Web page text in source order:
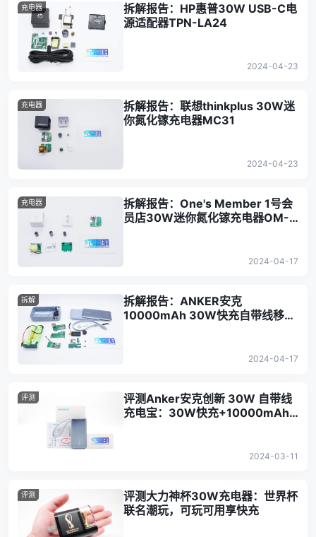
充电器
拆解报告：HP惠普30W USB-C电
源适配器TPN-LA24
2024-04-23
充电器
拆解报告：联想thinkplus 30W迷
你氮化镓充电器MC31
2024-04-23
充电器
拆解报告：One's Member 1号会
员店30W迷你氮化镓充电器OM-
2024-04-17
拆解
拆解报告：ANKER安克
10000mAh 30W快充自带线移动
2024-04-17
评测
评测Anker安克创新 30W 自带线
充电宝：30W快充+10000mAh
2024-03-11
评测
评测大力神杯30W充电器：世界杯
联名潮玩，可玩可用享快充